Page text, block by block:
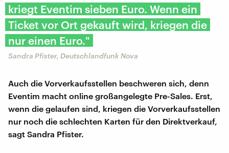
kriegt Eventim sieben Euro. Wenn ein
Ticket vor Ort gekauft wird, kriegen die
nur einen Euro."
Sandra Pfister, Deutschlandfunk Nova
Auch die Vorverkaufsstellen beschweren sich, denn
Eventim macht online großangelegte Pre-Sales. Erst,
wenn die gelaufen sind, kriegen die Vorverkaufsstellen
nur noch die schlechten Karten für den Direktverkauf,
sagt Sandra Pfister.